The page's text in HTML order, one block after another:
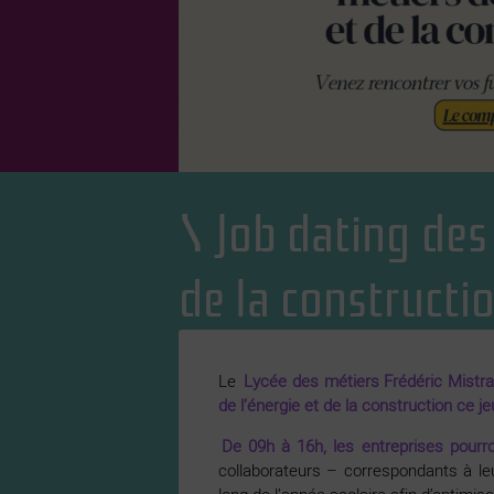
Job dating
de la
Le Lycée des métiers Frédéric
de l’énergie et de la construction ce
De 09h à 16h, les entreprises
collaborateurs – correspondants à